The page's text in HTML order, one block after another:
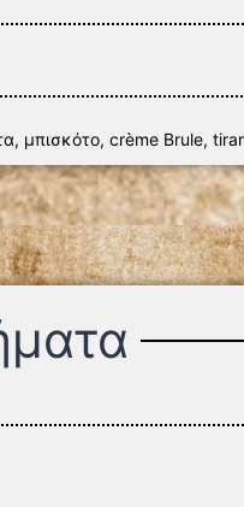
μπισκότο, crème Brule,